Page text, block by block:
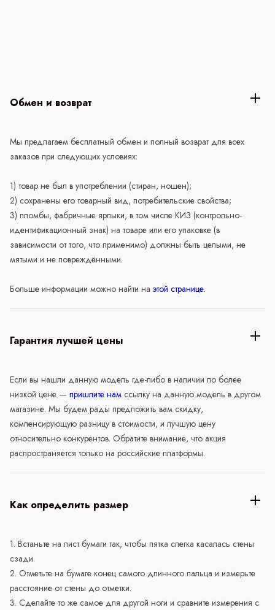
Обмен и возврат
Мы предлагаем бесплатный обмен и полный возврат для всех
заказов при следующих условиях:
1) товар не был в употреблении (стиран, ношен);
2) сохранены его товарный вид, потребительские свойства;
3) пломбы, фабричные ярлыки, в том числе КИЗ (контрольно-
идентификационный знак) на товаре или его упаковке (в
зависимости от того, что применимо) должны быть целыми, не
мятыми и не повреждёнными.
Больше информации можно найти на этой странице.
Гарантия лучшей цены
Если вы нашли данную модель где-либо в наличии по более
низкой цене — пришлите нам ссылку на данную модель в другом
магазине. Мы будем рады предложить вам скидку,
компенсирующую разницу в стоимости, и лучшую цену
относительно конкурентов. Обратите внимание, что акция
распространяется только на российские платформы.
Как определить размер
1. Встаньте на лист бумаги так, чтобы пятка слегка касалась стены
сзади.
2. Отметьте на бумаге конец самого длинного пальца и измерьте
расстояние от стены до отметки.
3. Сделайте то же самое для другой ноги и сравните измерения с